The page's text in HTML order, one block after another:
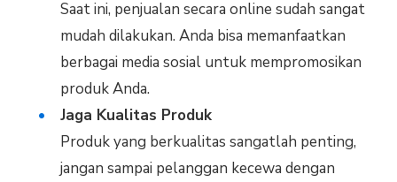
Saat ini, penjualan secara online sudah sangat
mudah dilakukan. Anda bisa memanfaatkan
berbagai media sosial untuk mempromosikan
produk Anda.
Jaga Kualitas Produk
Produk yang berkualitas sangatlah penting,
jangan sampai pelanggan kecewa dengan